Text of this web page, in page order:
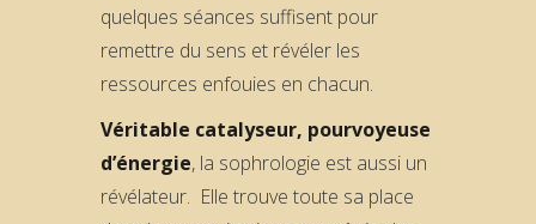
quelques séances suffisent pour
remettre du sens et révéler les
ressources enfouies en chacun.
Véritable catalyseur, pourvoyeuse
d’énergie, la sophrologie est aussi un
révélateur. Elle trouve toute sa place